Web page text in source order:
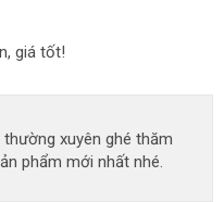
giá tốt!
xuyên ghé thăm
phẩm mới nhất nhé.